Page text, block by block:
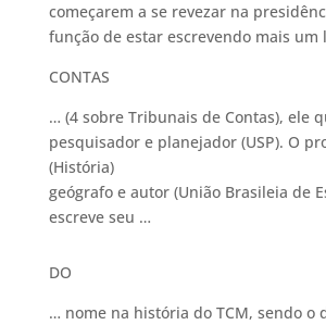
começarem a se revezar na
função de estar escrevendo mais um
CONTAS
… (4 sobre Tribunais de Contas), ele
pesquisador e planejador (USP). O
(História)
geógrafo e autor (União Brasileia de
escreve seu …
DO
… nome na história do TCM, sendo o